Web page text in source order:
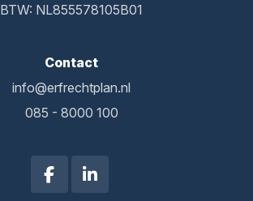
BTW: NL855578105B01
Contact
info@erfrechtplan.nl
085 - 8000 100